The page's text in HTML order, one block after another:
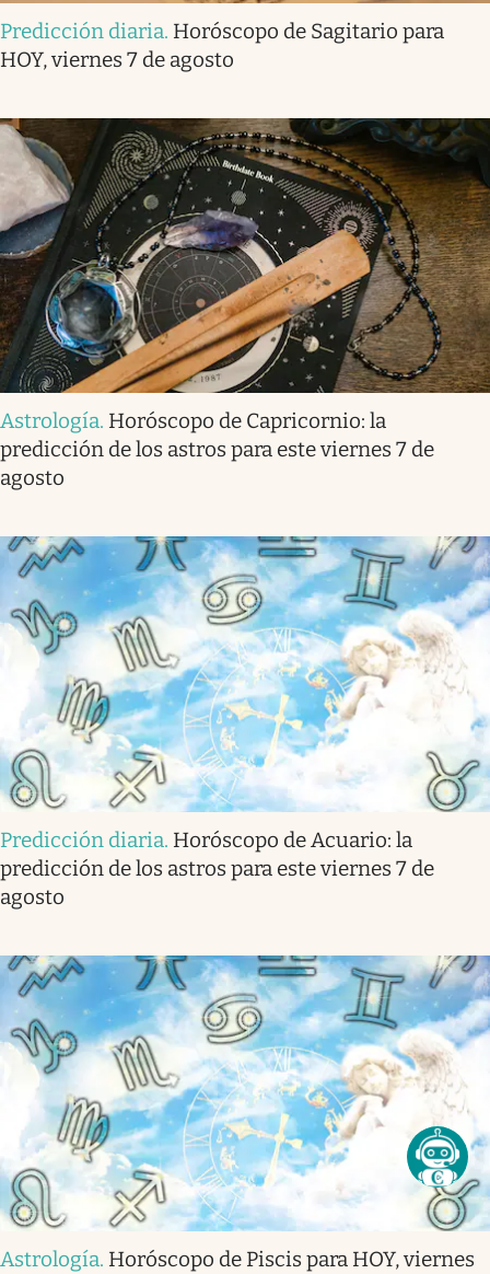
Predicción diaria. Horóscopo de Sagitario para
HOY, viernes 7 de agosto
Astrología. Horóscopo de Capricornio: la
predicción de los astros para este viernes 7 de
agosto
Predicción diaria. Horóscopo de Acuario: la
predicción de los astros para este viernes 7 de
agosto
Astrología. Horóscopo de Piscis para HOY, viernes